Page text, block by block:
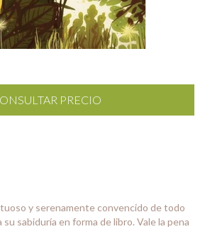
y serenamente convencido de todo
sabiduría en forma de libro. Vale la pena